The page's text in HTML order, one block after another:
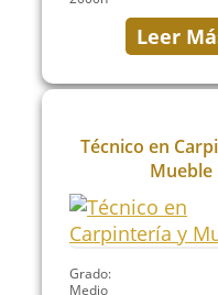
Leer
Técnico en
Mueble
Grado:
Medio